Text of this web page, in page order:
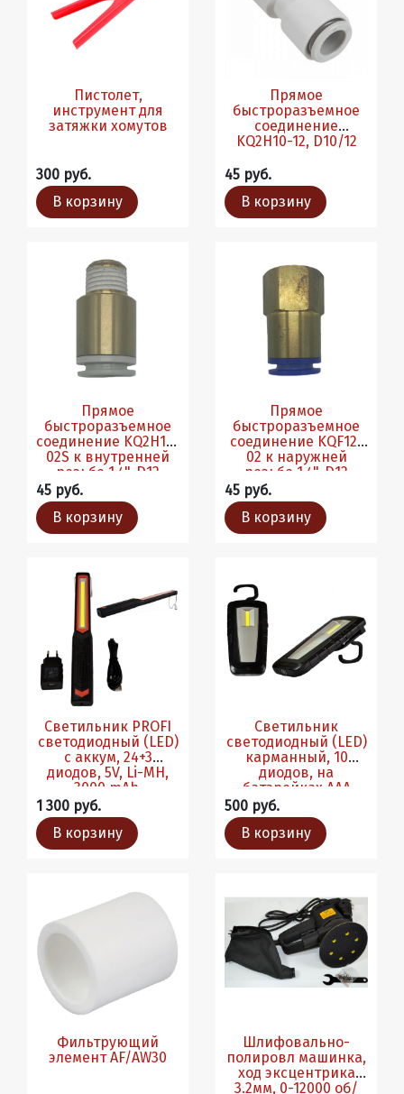
Пистолет,
инструмент для
затяжки хомутов
300 руб.
В корзину
Прямое
быстроразъемное
соединение
KQ2H10-12, D10/12
45 руб.
В корзину
Прямое
быстроразъемное
соединение KQ2H12-
02S к внутренней
резьбе 1,4", D12
45 руб.
В корзину
Прямое
быстроразъемное
соединение KQF12-
02 к наружней
резьбе 1,4", D12
45 руб.
В корзину
Светильник PROFI
светодиодный (LED)
с аккум, 24+3
диодов, 5V, Li-MH,
3000 mAh,
адаптер/USB
1 300 руб.
В корзину
Светильник
светодиодный (LED)
карманный, 10
диодов, на
батарейках AAA
500 руб.
В корзину
Фильтрующий
элемент AF/AW30
Шлифовально-
полировл машинка,
ход эксцентрика
3.2мм, 0-12000 об/